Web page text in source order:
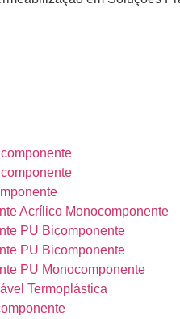
Acrílico Monocomponente
PU Bicomponente
PU Bicomponente
PU Monocomponente
Termoplástica